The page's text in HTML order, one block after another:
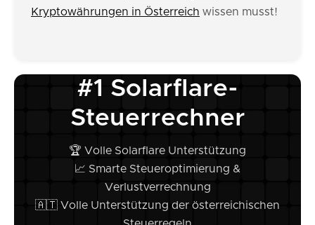
Kryptowährungen in Österreich wissen musst!
#1 Solarflare-
Steuerrechner
🏆 Volle Solarflare Unterstützung
📈 Smarte Steueroptimierung &
Verlustverrechnung
🇦🇹 Volle Unterstützung der österreichischen